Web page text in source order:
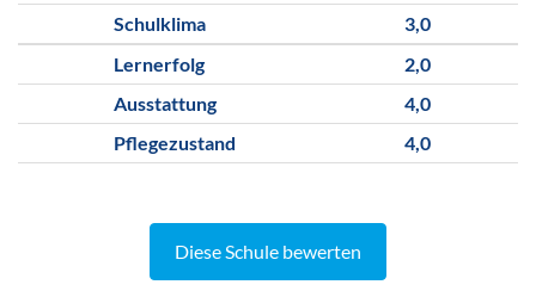
Schulklima
3,0
Lernerfolg
2,0
Ausstattung
4,0
Pflegezustand
4,0
Diese Schule bewerten